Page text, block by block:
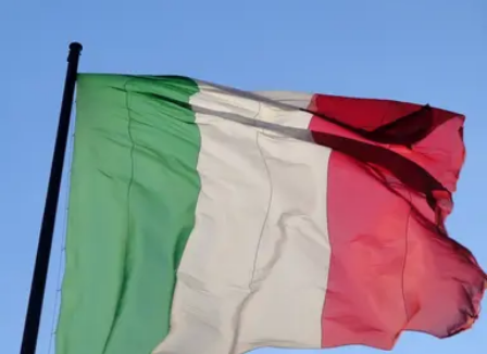
LAC
NETWORK
Lacplay.it
Lactv.it
Laconair.it
Lacitymag.it